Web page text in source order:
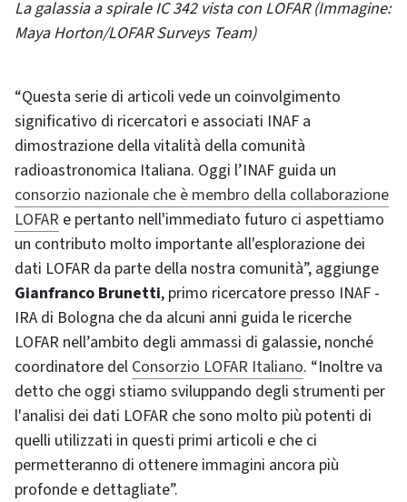
La galassia a spirale IC 342 vista con LOFAR (Immagine:
Maya Horton/LOFAR Surveys Team)
“Questa serie di articoli vede un coinvolgimento
significativo di ricercatori e associati INAF a
dimostrazione della vitalità della comunità
radioastronomica Italiana. Oggi l’INAF guida un
consorzio nazionale che è membro della collaborazione
LOFAR e pertanto nell'immediato futuro ci aspettiamo
un contributo molto importante all'esplorazione dei
dati LOFAR da parte della nostra comunità”, aggiunge
Gianfranco Brunetti, primo ricercatore presso INAF -
IRA di Bologna che da alcuni anni guida le ricerche
LOFAR nell’ambito degli ammassi di galassie, nonché
coordinatore del Consorzio LOFAR Italiano. “Inoltre va
detto che oggi stiamo sviluppando degli strumenti per
l'analisi dei dati LOFAR che sono molto più potenti di
quelli utilizzati in questi primi articoli e che ci
permetteranno di ottenere immagini ancora più
profonde e dettagliate”.